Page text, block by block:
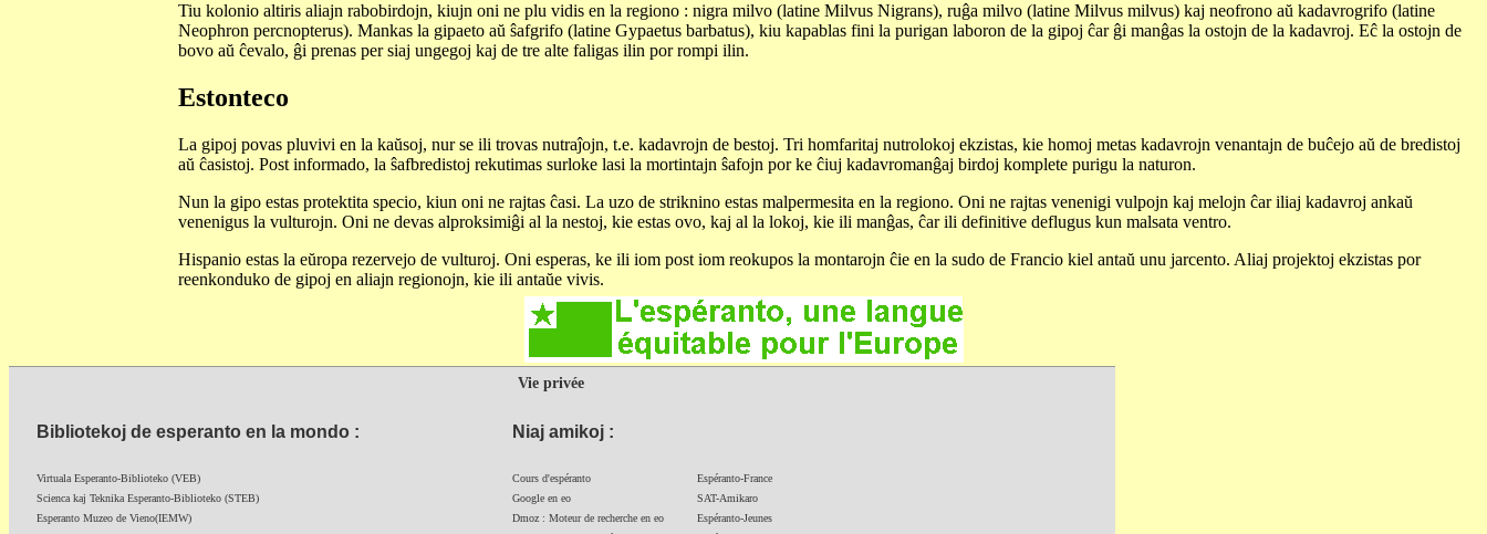
Tiu kolonio altiris aliajn rabobirdojn, kiujn oni ne plu vidis en la regiono : nigra milvo (latine Milvus Nigrans), ruĝa milvo (latine Milvus milvus) kaj neofrono aŭ kadavrogrifo (latine
Neophron percnopterus). Mankas la gipaeto aŭ ŝafgrifo (latine Gypaetus barbatus), kiu kapablas fini la purigan laboron de la gipoj ĉar ĝi manĝas la ostojn de la kadavroj. Eĉ la ostojn de
bovo aŭ ĉevalo, ĝi prenas per siaj ungegoj kaj de tre alte faligas ilin por rompi ilin.
Estonteco
La gipoj povas pluvivi en la kaŭsoj, nur se ili trovas nutraĵojn, t.e. kadavrojn de bestoj. Tri homfaritaj nutrolokoj ekzistas, kie homoj metas kadavrojn venantajn de buĉejo aŭ de bredistoj
aŭ ĉasistoj. Post informado, la ŝafbredistoj rekutimas surloke lasi la mortintajn ŝafojn por ke ĉiuj kadavromanĝaj birdoj komplete purigu la naturon.
Nun la gipo estas protektita specio, kiun oni ne rajtas ĉasi. La uzo de striknino estas malpermesita en la regiono. Oni ne rajtas venenigi vulpojn kaj melojn ĉar iliaj kadavroj ankaŭ
venenigus la vulturojn. Oni ne devas alproksimiĝi al la nestoj, kie estas ovo, kaj al la lokoj, kie ili manĝas, ĉar ili definitive deflugus kun malsata ventro.
Hispanio estas la eŭropa rezervejo de vulturoj. Oni esperas, ke ili iom post iom reokupos la montarojn ĉie en la sudo de Francio kiel antaŭ unu jarcento. Aliaj projektoj ekzistas por
reenkonduko de gipoj en aliajn regionojn, kie ili antaŭe vivis.
Vie privée
Bibliotekoj de esperanto en la mondo :
Virtuala Esperanto-Biblioteko (VEB)
Scienca kaj Teknika Esperanto-Biblioteko (STEB)
Esperanto Muzeo de Vieno(IEMW)
Niaj amikoj :
Cours d'espéranto
Google en eo
Dmoz : Moteur de recherche en eo
Espéranto-France
SAT-Amikaro
Espéranto-Jeunes